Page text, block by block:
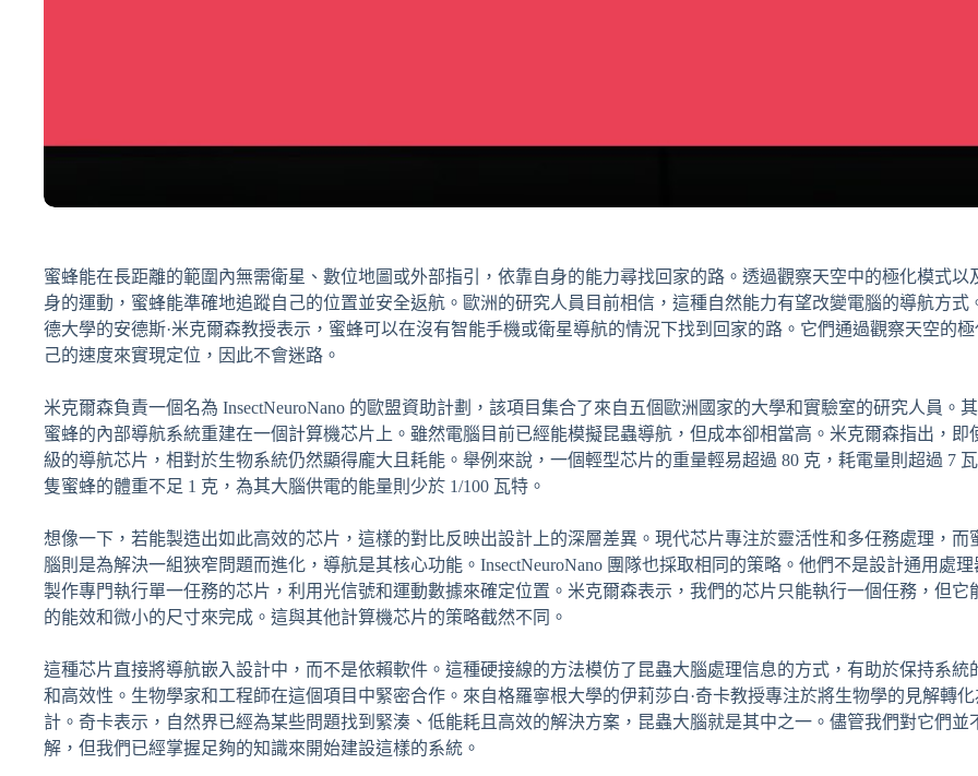
蜜蜂能在長距離的範圍內無需衛星、數位地圖或外部指引，依靠自身的能力尋找回家的路。透過觀察天空中的極化模式以
身的運動，蜜蜂能準確地追蹤自己的位置並安全返航。歐洲的研究人員目前相信，這種自然能力有望改變電腦的導航方式
德大學的安德斯·米克爾森教授表示，蜜蜂可以在沒有智能手機或衛星導航的情況下找到回家的路。它們通過觀察天空的
己的速度來實現定位，因此不會迷路。
米克爾森負責一個名為 InsectNeuroNano 的歐盟資助計劃，該項目集合了來自五個歐洲國家的大學和實驗室的研究人員。
蜜蜂的內部導航系統重建在一個計算機芯片上。雖然電腦目前已經能模擬昆蟲導航，但成本卻相當高。米克爾森指出，即
級的導航芯片，相對於生物系統仍然顯得龐大且耗能。舉例來說，一個輕型芯片的重量輕易超過 80 克，耗電量則超過 7
隻蜜蜂的體重不足 1 克，為其大腦供電的能量則少於 1/100 瓦特。
想像一下，若能製造出如此高效的芯片，這樣的對比反映出設計上的深層差異。現代芯片專注於靈活性和多任務處理，而
腦則是為解決一組狹窄問題而進化，導航是其核心功能。InsectNeuroNano 團隊也採取相同的策略。他們不是設計通用處
製作專門執行單一任務的芯片，利用光信號和運動數據來確定位置。米克爾森表示，我們的芯片只能執行一個任務，但它
的能效和微小的尺寸來完成。這與其他計算機芯片的策略截然不同。
這種芯片直接將導航嵌入設計中，而不是依賴軟件。這種硬接線的方法模仿了昆蟲大腦處理信息的方式，有助於保持系統
和高效性。生物學家和工程師在這個項目中緊密合作。來自格羅寧根大學的伊莉莎白·奇卡教授專注於將生物學的見解轉
計。奇卡表示，自然界已經為某些問題找到緊湊、低能耗且高效的解決方案，昆蟲大腦就是其中之一。儘管我們對它們並
解，但我們已經掌握足夠的知識來開始建設這樣的系統。